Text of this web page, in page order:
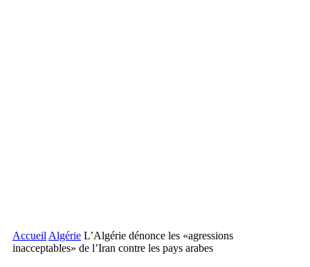
Accueil Algérie L’Algérie dénonce les «agressions
inacceptables» de l’Iran contre les pays arabes